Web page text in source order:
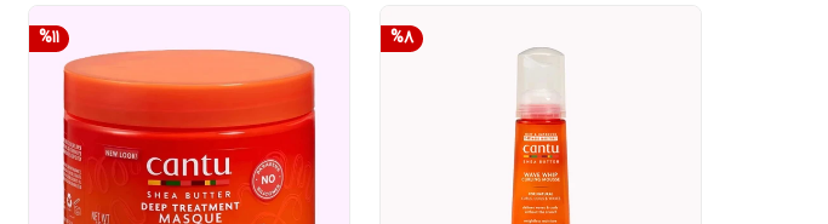
%8
%11